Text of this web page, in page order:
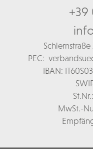
+39
Schlernstraße
PEC:
IBAN:
MwSt.-